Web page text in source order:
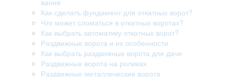
ванне
Как сделать фундамент для откатных ворот?
Что может сломаться в откатных воротах?
Как выбрать автоматику откатных ворот?
Раздвижные ворота и их особенности
Как выбрать раздвижные ворота для дачи
Раздвижные ворота на роликах
Раздвижные металлические ворота